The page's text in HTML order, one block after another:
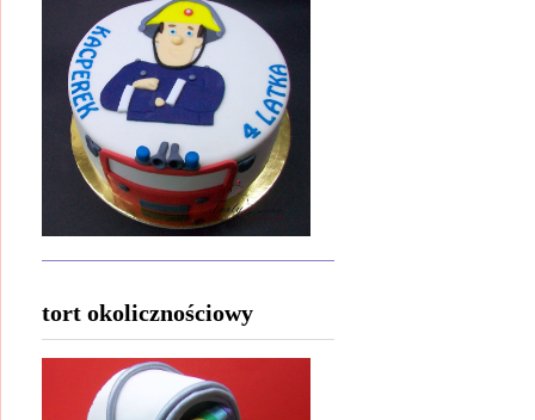
tort okolicznościowy